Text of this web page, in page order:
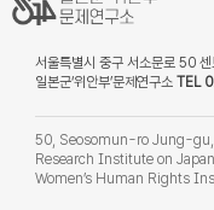
서울특별시 중구 서소문로 50
일본군‘위안부’문제연구소 TEL
50, Seosomun-ro Jung-gu,
Research Institute on
Women’s Human Rights